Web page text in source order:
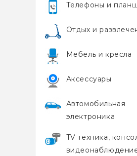
Телефоны и
Отдых и
Мебель и кресла
Аксессуары
Автомобильная
электроника
TV техника,